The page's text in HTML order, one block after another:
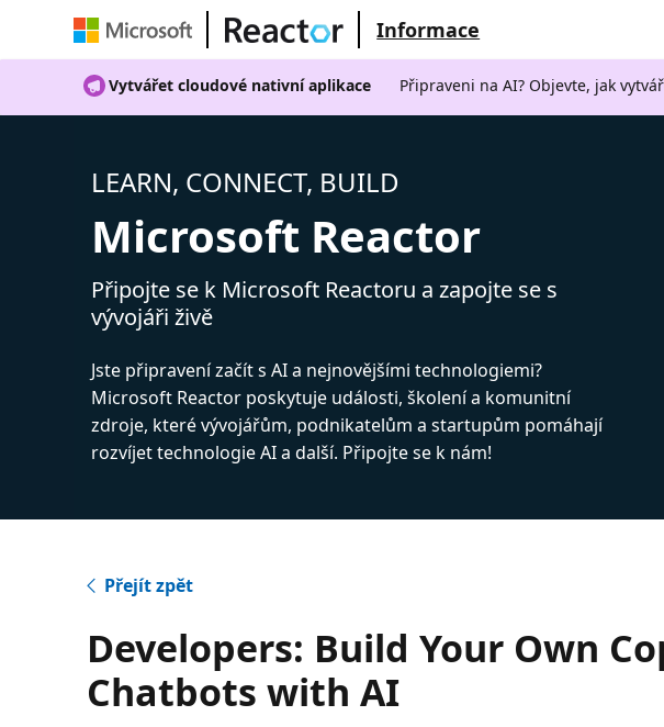
Informace
Vytvářet cloudové nativní aplikace Připraveni na AI? Objevte, jak
LEARN, CONNECT, BUILD
Microsoft Reactor
Připojte se k Microsoft Reactoru a zapojte se s
vývojáři živě
Jste připravení začít s AI a nejnovějšími technologiemi?
Microsoft Reactor poskytuje události, školení a komunitní
zdroje, které vývojářům, podnikatelům a startupům pomáhají
rozvíjet technologie AI a další. Připojte se k nám!
Přejít zpět
Developers: Build Your Own
Chatbots with AI